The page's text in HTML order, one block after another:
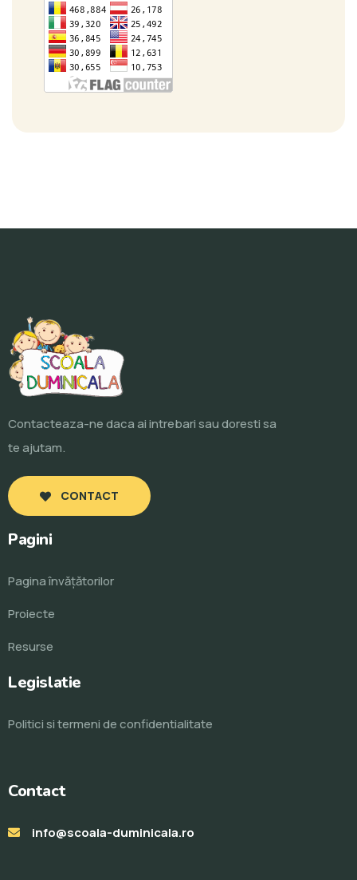
Contacteaza-ne daca ai intrebari sau doresti sa
te ajutam.
CONTACT
Pagini
Pagina învăţătorilor
Proiecte
Resurse
Legislatie
Politici si termeni de confidentialitate
Contact
info@scoala-duminicala.ro